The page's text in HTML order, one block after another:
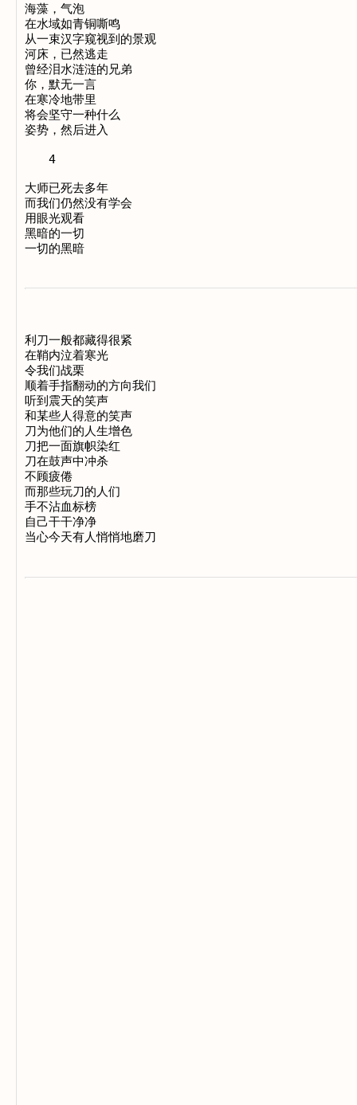
海藻，气泡
在水域如青铜嘶鸣
从一束汉字窥视到的景观
河床，已然逃走
曾经泪水涟涟的兄弟
你，默无一言
在寒冷地带里
将会坚守一种什么
姿势，然后进入
4
大师已死去多年
而我们仍然没有学会
用眼光观看
黑暗的一切
利刀一般都藏得很紧
在鞘内泣着寒光
令我们战栗
顺着手指翻动的方向我们
听到震天的笑声
和某些人得意的笑声
刀为他们的人生增色
刀把一面旗帜染红
刀在鼓声中冲杀
不顾疲倦
而那些玩刀的人们
手不沾血标榜
自己干干净净